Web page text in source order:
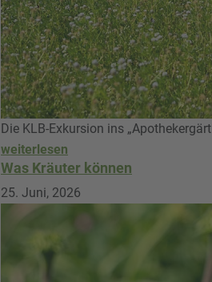
Die KLB-Exkursion ins
weiterlesen
Was Kräuter können
25. Juni, 2026